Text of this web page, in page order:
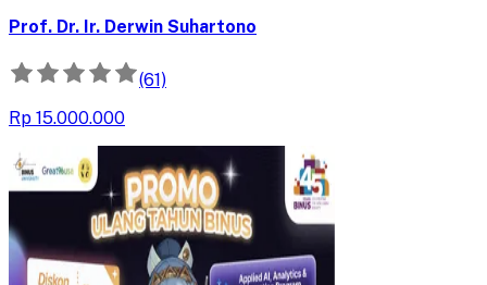
Prof. Dr. Ir. Derwin Suhartono
(61)
Rp 15.000.000